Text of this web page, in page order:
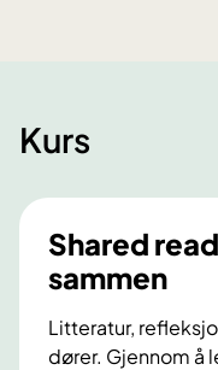
Kurs
Shared
sammen
Litteratur,
dører. Gjennom å